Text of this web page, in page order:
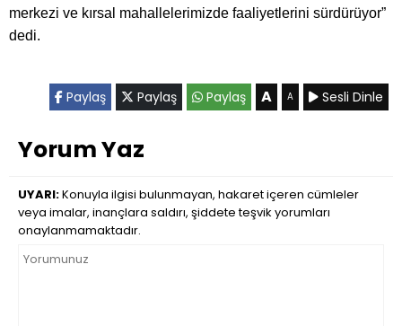
merkezi ve kırsal mahallelerimizde faaliyetlerini sürdürüyor”
dedi.
Paylaş Paylaş Paylaş A A Sesli Dinle
Yorum Yaz
UYARI:Konuyla ilgisi bulunmayan, hakaret içeren cümleler
veya imalar, inançlara saldırı, şiddete teşvik yorumları
onaylanmamaktadır.